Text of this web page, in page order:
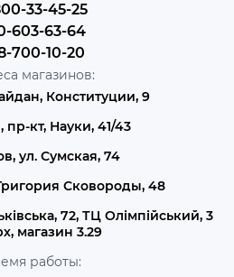
33-45-25
603-63-64
700-10-20
магазинов:
Конституции, 9
пр-кт, Науки, 41/43
ул. Сумская, 74
Сковороды, 48
72, ТЦ Олімпійський, 3
магазин 3.29
работы: